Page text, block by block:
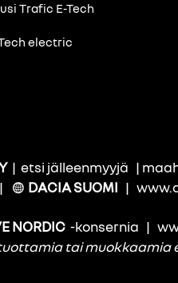
Trafic E-Tech
electric
| etsi jälleenmyyjä |
| DACIA SUOMI |
NORDIC -konsernia |
tai muokkaamia